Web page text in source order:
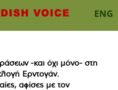
ENG
-και όχι μόνο- στη
Ερντογάν.
αφίσες με τον